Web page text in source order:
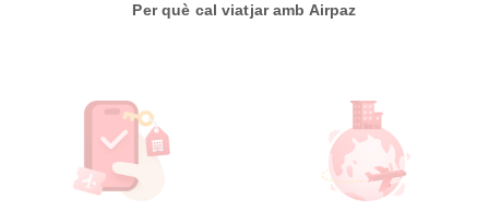
Per què cal viatjar amb Airpaz